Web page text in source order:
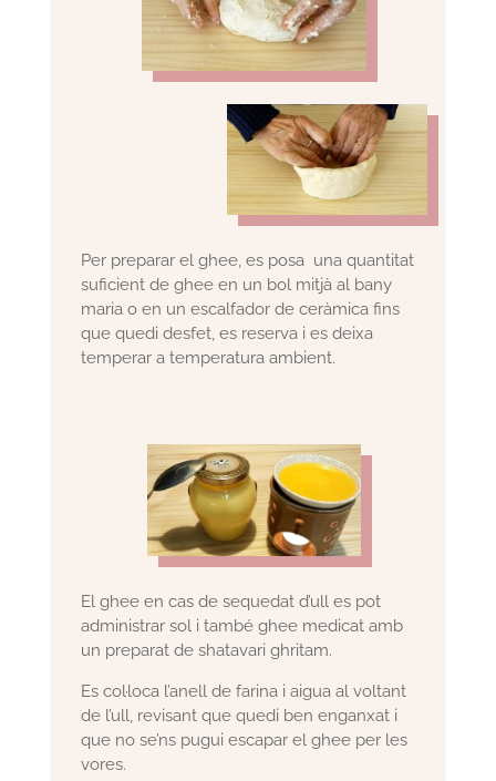
Per preparar el ghee, es posa una quantitat
suficient de ghee en un bol mitjà al bany
maria o en un escalfador de ceràmica fins
que quedi desfet, es reserva i es deixa
temperar a temperatura ambient.
El ghee en cas de sequedat d’ull es pot
administrar sol i també ghee medicat amb
un preparat de shatavari ghritam.
Es col·loca l’anell de farina i aigua al voltant
de l’ull, revisant que quedi ben enganxat i
que no se’ns pugui escapar el ghee per les
vores.